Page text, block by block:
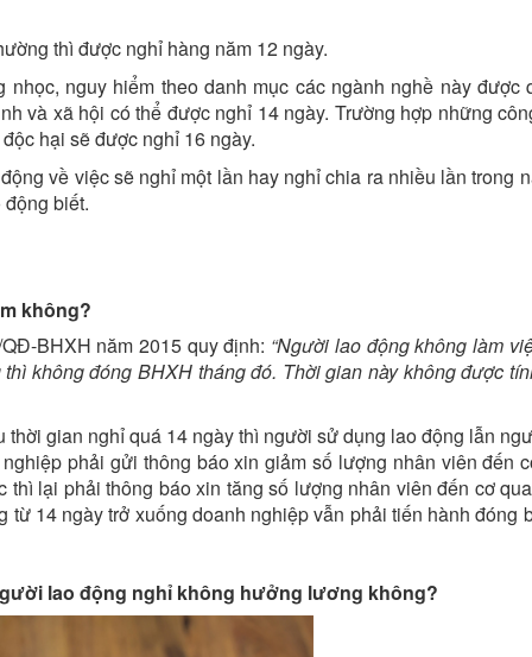
thì được nghỉ hàng năm 12 ngày.
nguy hiểm theo danh mục các ngành nghề này được
và xã hội có thể được nghỉ 14 ngày. Trường hợp những
hại sẽ được nghỉ 16 ngày.
về việc sẽ nghỉ một lần hay nghỉ chia ra nhiều lần trong
biết.
không?
BHXH năm 2015 quy định: “Người lao động không làm
không đóng BHXH tháng đó. Thời gian này không được
gian nghỉ quá 14 ngày thì người sử dụng lao động lẫn
phải gửi thông báo xin giảm số lượng nhân viên đến
lại phải thông báo xin tăng số lượng nhân viên đến cơ
14 ngày trở xuống doanh nghiệp vẫn phải tiến hành đóng
lao động nghỉ không hưởng lương không?